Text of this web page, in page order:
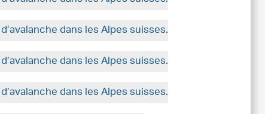
dans les Alpes suisses.
dans les Alpes suisses.
dans les Alpes suisses.